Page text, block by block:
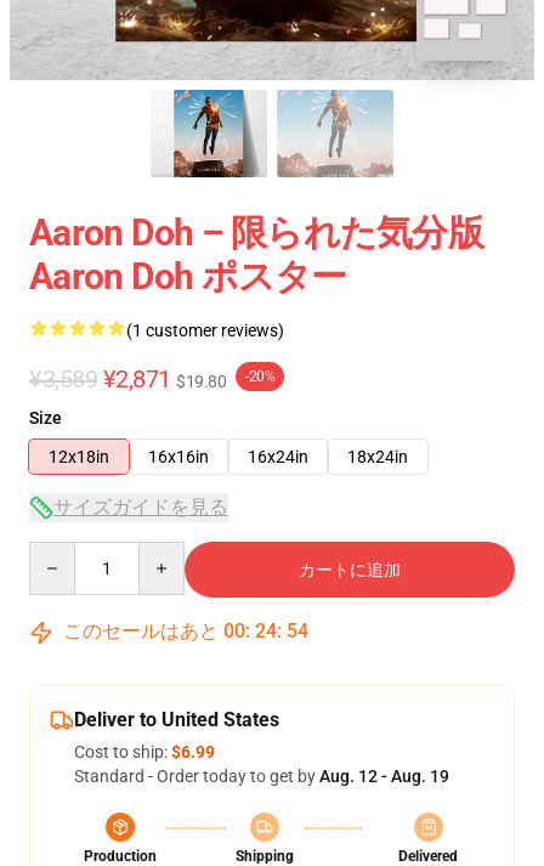
Aaron Doh – 限られた気分版
Aaron Doh ポスター
(1 customer reviews)
¥3,589 ¥2,871 $19.80 -20%
Size
12x18in
16x16in 16x24in 18x24in
サイズガイドを見る
カートに追加
このセールはあと 00: 24: 54
Deliver to United States
Cost to ship:$6.99
Standard - Order today to get byAug. 12 - Aug. 19
Production
Shipping
Delivered